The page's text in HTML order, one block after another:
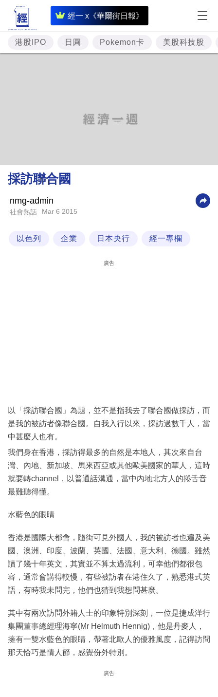
經一 x《華爾街日報》
即
時
財
經
理
財
業
技
閱
專
港股IPO 日圓 Pokemon卡 美股科技股
採訪聯合國
nmg-admin
社會熱話 Mar 6 2015
以色列 企業 日本央行 經一專欄
廣告
以「採訪聯合國」為題，並不是指我去了聯合國做採訪，而
是我的被訪者像聯合國。自我入行以來，採訪過數千人，當
中甚麼人也有。
我們身在香港，採訪得最多的自然是本地人，其次來自台
灣、內地、新加坡、馬來西亞或其他歐美國家的華人，這時
就要轉channel，以普通話溝通，當中內地北方人的捲舌音
最難聽得懂。
水藍色的眼睛
香港是國際大都會，隨街可見外國人，我的被訪者也遍及美
國、澳洲、印度、波蘭、英國、法國、意大利、德國。雖然
讀了幾十年英文，其實並不算太過流利，可幸他們都很包
容，通常會講得較慢，有些被訪者在港住久了，熟悉港式英
語，有時我未問完，他們也猜到我想問甚麼。
其中有兩次訪問外籍人士的印象特別深刻，一位是捷成洋行
集團董事總經理海寧(Mr Helmuth Hennig)，他是丹麥人，
擁有一雙水藍色的眼睛，帶著北歐人的優雅風度，記得訪問
那天恰巧是情人節，感覺份外特別。
廣告